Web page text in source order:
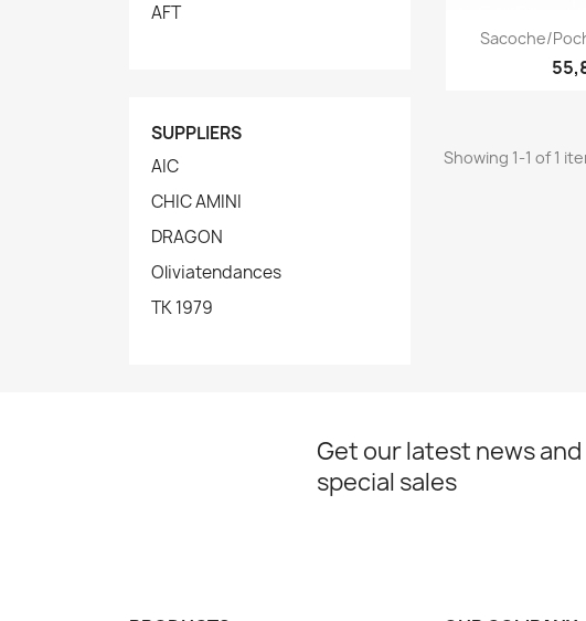
AFT
SUPPLIERS
AIC
CHIC AMINI
DRAGON
Oliviatendances
TK 1979

Sacoche/
Showing 1-1 of 1
Get our latest news and
special sales